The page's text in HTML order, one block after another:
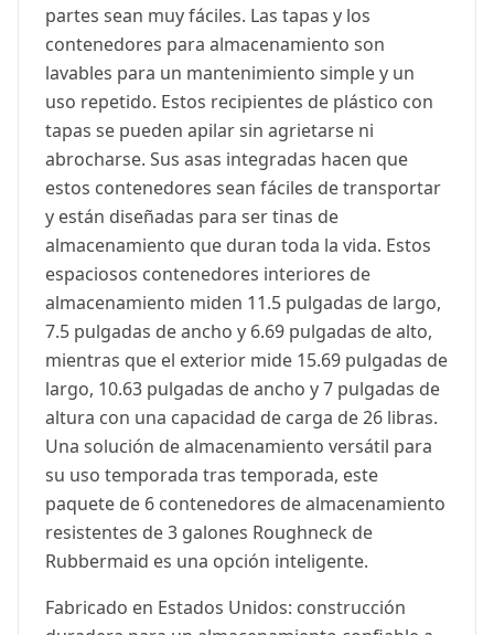
partes sean muy fáciles. Las tapas y los
contenedores para almacenamiento son
lavables para un mantenimiento simple y un
uso repetido. Estos recipientes de plástico con
tapas se pueden apilar sin agrietarse ni
abrocharse. Sus asas integradas hacen que
estos contenedores sean fáciles de transportar
y están diseñadas para ser tinas de
almacenamiento que duran toda la vida. Estos
espaciosos contenedores interiores de
almacenamiento miden 11.5 pulgadas de largo,
7.5 pulgadas de ancho y 6.69 pulgadas de alto,
mientras que el exterior mide 15.69 pulgadas de
largo, 10.63 pulgadas de ancho y 7 pulgadas de
altura con una capacidad de carga de 26 libras.
Una solución de almacenamiento versátil para
su uso temporada tras temporada, este
paquete de 6 contenedores de almacenamiento
resistentes de 3 galones Roughneck de
Rubbermaid es una opción inteligente.
Fabricado en Estados Unidos: construcción